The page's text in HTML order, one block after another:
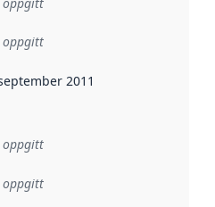
oppgitt
sier når dataene i dette
2011
oppgitt
oppgitt